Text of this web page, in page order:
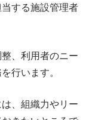
する施設管理者
、利用者のニー
行います。
、組織力やリー